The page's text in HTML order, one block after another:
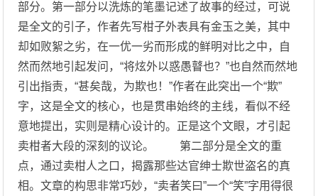
部分。第一部分以洗炼的笔墨记述了故事的经过，可说
是全文的引子，作者先写柑子外表具有金玉之美，其中
却如败絮之劣，在一优一劣而形成的鲜明对比之中，自
然而然地引起发问，“将炫外以惑愚瞽也？”也自然而然地
引出指责，“甚矣哉，为欺也！”作者在此突出一个“欺”
字，这是全文的核心，也是贯串始终的主线，看似不经
意地提出，实则是精心设计的。正是这个文眼，才引起
卖柑者大段的深刻的议论。 第二部分是全文的重
点，通过卖柑人之口，揭露那些达官绅士欺世盗名的真
相。文章的构思非常巧妙，“卖者笑曰”一个“笑”字用得很